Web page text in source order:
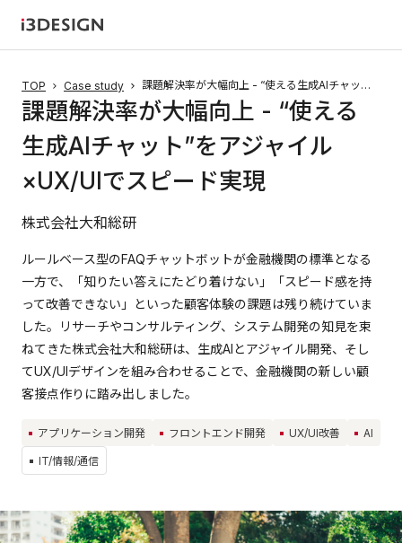
TOP Case study 課題解決率が大幅向上 - “使える生成AIチャット”をアジャイル×UX/UIでスピード実現
課題解決率が大幅向上 - “使える
生成AIチャット”をアジャイル
×UX/UIでスピード実現
株式会社大和総研
ルールベース型のFAQチャットボットが金融機関の標準となる
一方で、「知りたい答えにたどり着けない」「スピード感を持
って改善できない」といった顧客体験の課題は残り続けていま
した。リサーチやコンサルティング、システム開発の知見を束
ねてきた株式会社大和総研は、生成AIとアジャイル開発、そし
てUX/UIデザインを組み合わせることで、金融機関の新しい顧
客接点作りに踏み出しました。
アプリケーション開発 フロントエンド開発 UX/UI改善 AI
IT/情報/通信